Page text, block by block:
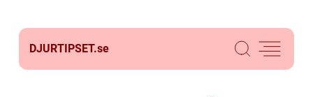
DJURTIPSET.se